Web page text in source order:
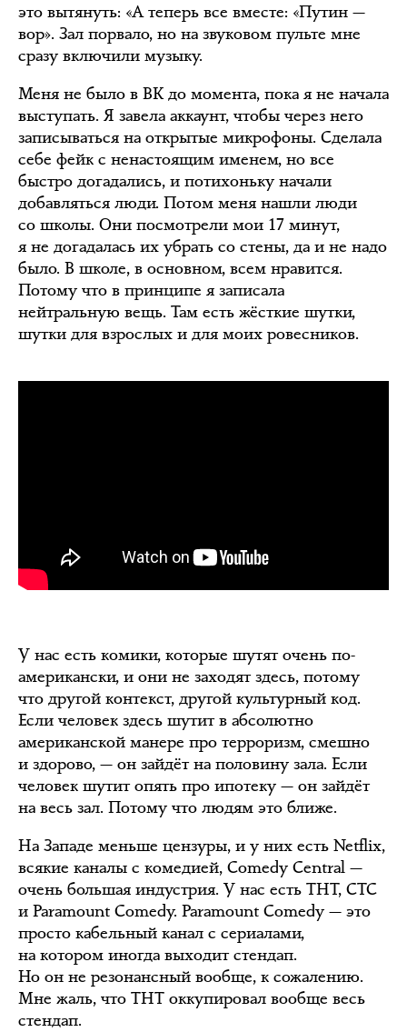
это вытянуть: «А теперь все вместе: «Путин —
вор». Зал порвало, но на звуковом пульте мне
сразу включили музыку.
Меня не было в ВК до момента, пока я не начала
выступать. Я завела аккаунт, чтобы через него
записываться на открытые микрофоны. Сделала
себе фейк с ненастоящим именем, но все
быстро догадались, и потихоньку начали
добавляться люди. Потом меня нашли люди
со школы. Они посмотрели мои 17 минут,
я не догадалась их убрать со стены, да и не надо
было. В школе, в основном, всем нравится.
Потому что в принципе я записала
нейтральную вещь. Там есть жёсткие шутки,
шутки для взрослых и для моих ровесников.
У нас есть комики, которые шутят очень по-
американски, и они не заходят здесь, потому
что другой контекст, другой культурный код.
Если человек здесь шутит в абсолютно
американской манере про терроризм, смешно
и здорово, — он зайдёт на половину зала. Если
человек шутит опять про ипотеку — он зайдёт
на весь зал. Потому что людям это ближе.
На Западе меньше цензуры, и у них есть Netflix,
всякие каналы с комедией, Comedy Central —
очень большая индустрия. У нас есть ТНТ, СТС
и Paramount Comedy. Paramount Comedy — это
просто кабельный канал с сериалами,
на котором иногда выходит стендап.
Но он не резонансный вообще, к сожалению.
Мне жаль, что ТНТ оккупировал вообще весь
стендап.